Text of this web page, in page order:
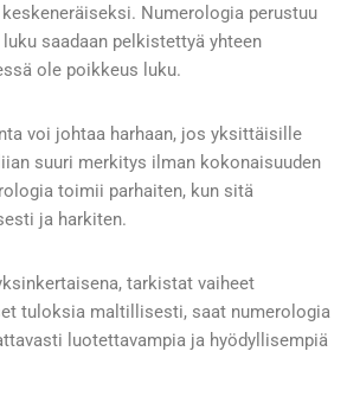
Numerologia perustuu
saadaan pelkistettyä yhteen
ole poikkeus luku.
voi johtaa harhaan, jos yksittäisille
suuri merkitys ilman kokonaisuuden
toimii parhaiten, kun sitä
ja harkiten.
tarkistat vaiheet
tuloksia maltillisesti, saat numerologia
luotettavampia ja hyödyllisempiä